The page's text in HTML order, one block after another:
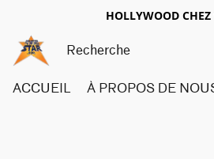
HOLLYWOOD CHEZ
ACCUEIL À PROPOS DE